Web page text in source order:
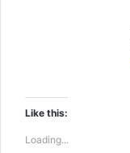
Like this:
Loading...